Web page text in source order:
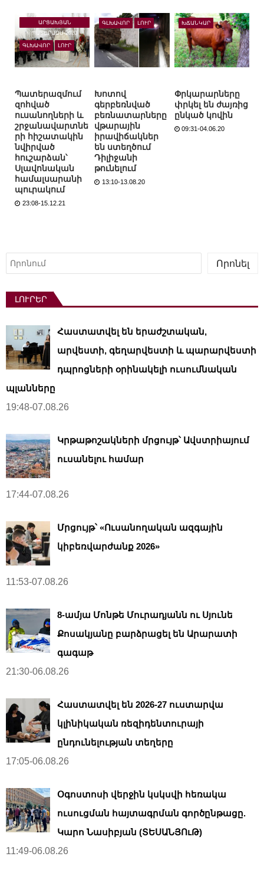
ԱՐՑԱԽՅԱՆ
ՊԱՏԵՐԱԶՄ-2020
ԳԼԽԱՎՈՐ ԼՈՒՐ
Պատերազմում
զոհված
ուսանողների և
շրջանավարտնե
րի հիշատակին
նվիրված
հուշարձան՝
Սլավոնական
համալսարանի
պուրակում
23:08-15.12.21
ԳԼԽԱՎՈՐ ԼՈՒՐ
Խոտով
գերբեռնված
բեռնատարները
վթարային
իրավիճակներ
են ստեղծում
Դիլիջանի
թունելում
13:10-13.08.20
ԽՃԱՆԿԱՐ
Փրկարարները
փրկել են ժայռից
ընկած կովին
09:31-04.06.20
Որոնել
Որոնել
ԼՈՒՐԵՐ
Հաստատվել են երաժշտական,
արվեստի, գեղարվեստի և պարարվեստի
դպրոցների օրինակելի ուսումնական
պլանները
19:48-07.08.26
Կրթաթոշակների մրցույթ՝ Ավստրիայում
ուսանելու համար
17:44-07.08.26
Մրցույթ՝ «Ուսանողական ազգային
կիբեռվարժանք 2026»
11:53-07.08.26
8-ամյա Մոնթե Մուրադյանն ու Սյունե
Քոսակյանը բարձրացել են Արարատի
գագաթ
21:30-06.08.26
Հաստատվել են 2026-27 ուստարվա
կլինիկական ռեզիդենտուրայի
ընդունելության տեղերը
17:05-06.08.26
Օգոստոսի վերջին կսկսվի հեռակա
ուսուցման հայտագրման գործընթացը.
Կարո Նասիբյան (ՏԵՍԱՆՅՈւԹ)
11:49-06.08.26